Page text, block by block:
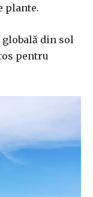
plante.
globală din sol
pentru